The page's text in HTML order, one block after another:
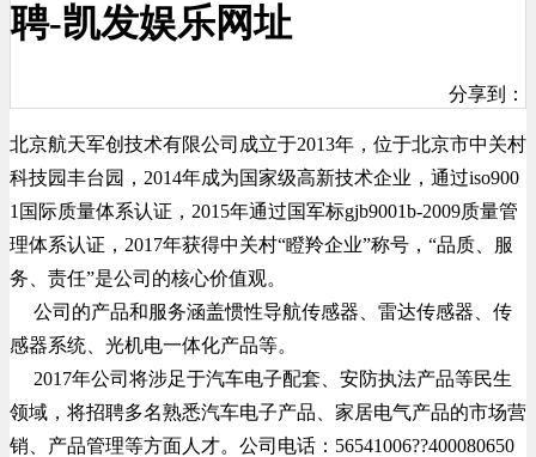
聘-凯发娱乐网址
分享到：
北京航天军创技术有限公司成立于2013年，位于北京市中关村
科技园丰台园，2014年成为国家级高新技术企业，通过iso900
1国际质量体系认证，2015年通过国军标gjb9001b-2009质量管
理体系认证，2017年获得中关村“瞪羚企业”称号，“品质、服
务、责任”是公司的核心价值观。
公司的产品和服务涵盖惯性导航传感器、雷达传感器、传
感器系统、光机电一体化产品等。
2017年公司将涉足于汽车电子配套、安防执法产品等民生
领域，将招聘多名熟悉汽车电子产品、家居电气产品的市场营
销、产品管理等方面人才。公司电话：56541006??400080650